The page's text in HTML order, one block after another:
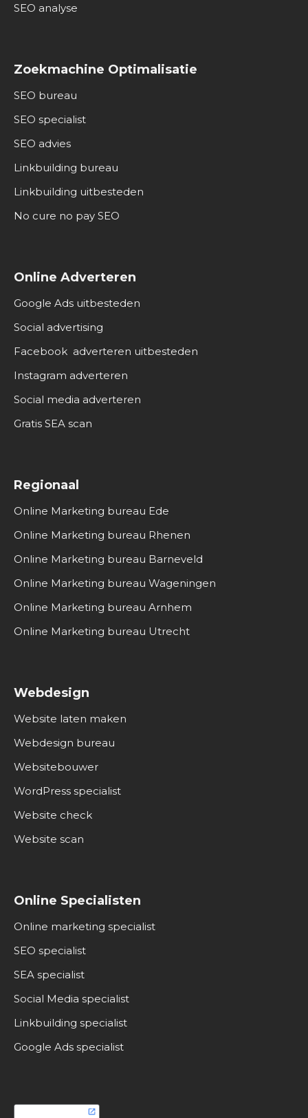
SEO analyse
Zoekmachine Optimalisatie
SEO bureau
SEO specialist
SEO advies
Linkbuilding bureau
Linkbuilding uitbesteden
No cure no pay SEO
Online Adverteren
Google Ads uitbesteden
Social advertising
Facebook adverteren uitbesteden
Instagram adverteren
Social media adverteren
Gratis SEA scan
Regionaal
Online Marketing bureau Ede
Online Marketing bureau Rhenen
Online Marketing bureau Barneveld
Online Marketing bureau Wageningen
Online Marketing bureau Arnhem
Online Marketing bureau Utrecht
Webdesign
Website laten maken
Webdesign bureau
Websitebouwer
WordPress specialist
Website check
Website scan
Online Specialisten
Online marketing specialist
SEO specialist
SEA specialist
Social Media specialist
Linkbuilding specialist
Google Ads specialist